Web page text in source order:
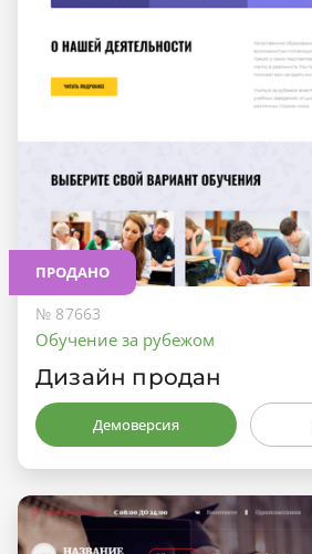
ПРОДАНО
№ 87663
Обучение за рубежом
Дизайн продан
Демоверсия